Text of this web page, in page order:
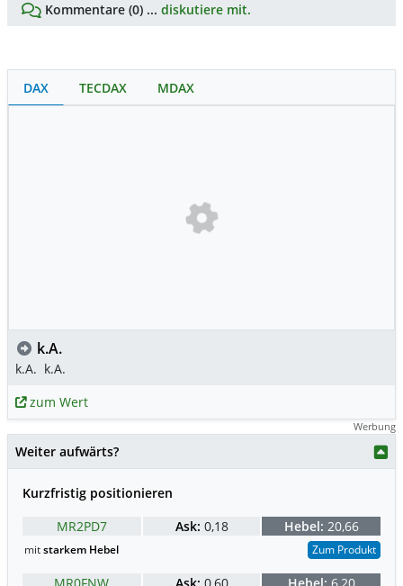
Kommentare (0) ... diskutiere mit.
DAX TECDAX MDAX
k.A.
k.A. k.A.
zum Wert
Werbung
Weiter aufwärts?
Kurzfristig positionieren
MR2PD7
Ask: 0,18 Hebel: 20,66
mitstarkem Hebel Zum Produkt